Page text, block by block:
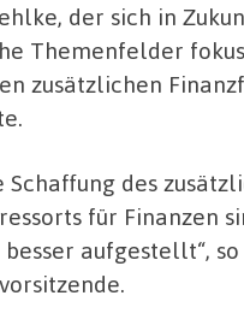
der sich in
Themenfelder
zusätzlichen
Schaffung des
für Finanzen
besser aufgestellt“, so